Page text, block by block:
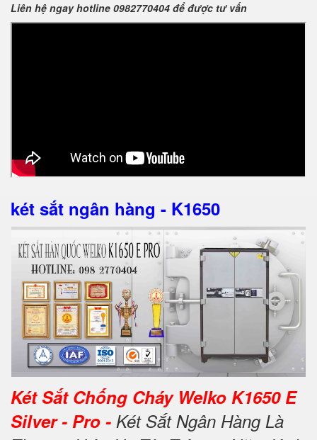
Liên hệ ngay hotline 0982770404 để được tư vấn
két sắt ngân hàng - K1650
Két Sắt Chống Cháy Welko K1650 E
Silver - Pro - Két Sắt Ngân Hàng Là